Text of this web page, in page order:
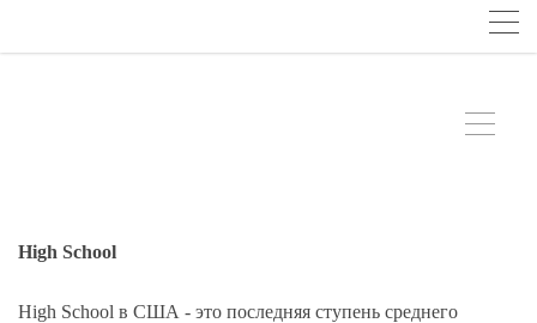
High School
High School в США - это последняя ступень среднего